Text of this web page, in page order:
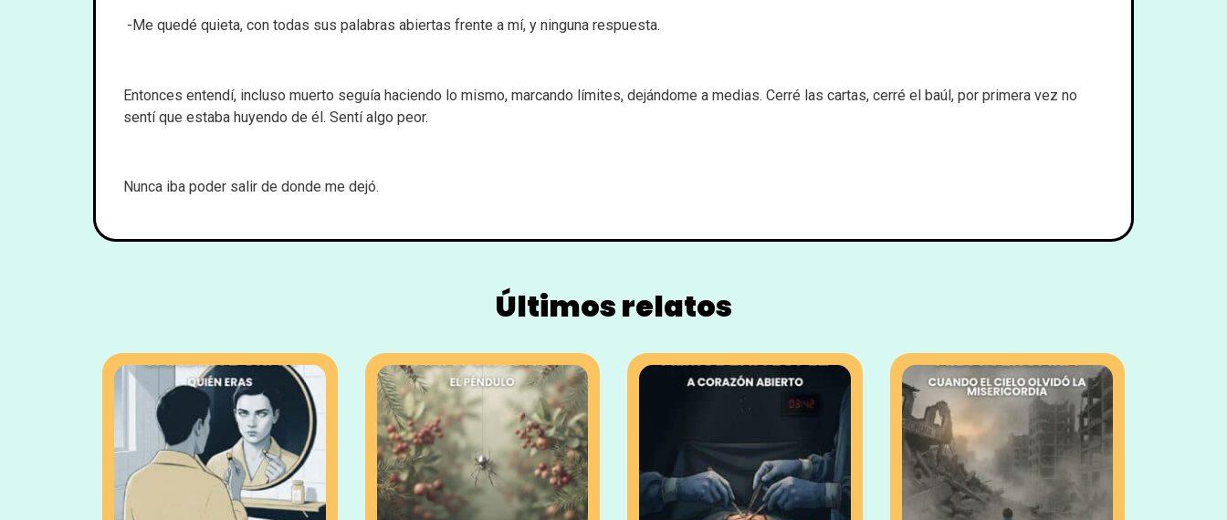
-Me quedé quieta, con todas sus palabras abiertas frente a mí, y ninguna respuesta.
Entonces entendí, incluso muerto seguía haciendo lo mismo, marcando límites, dejándome a medias. Cerré las cartas, cerré el baúl, por primera vez no
sentí que estaba huyendo de él. Sentí algo peor.
Nunca iba poder salir de donde me dejó.
Últimos relatos